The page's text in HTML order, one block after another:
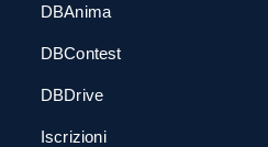
DBAnima
DBContest
DBDrive
Iscrizioni